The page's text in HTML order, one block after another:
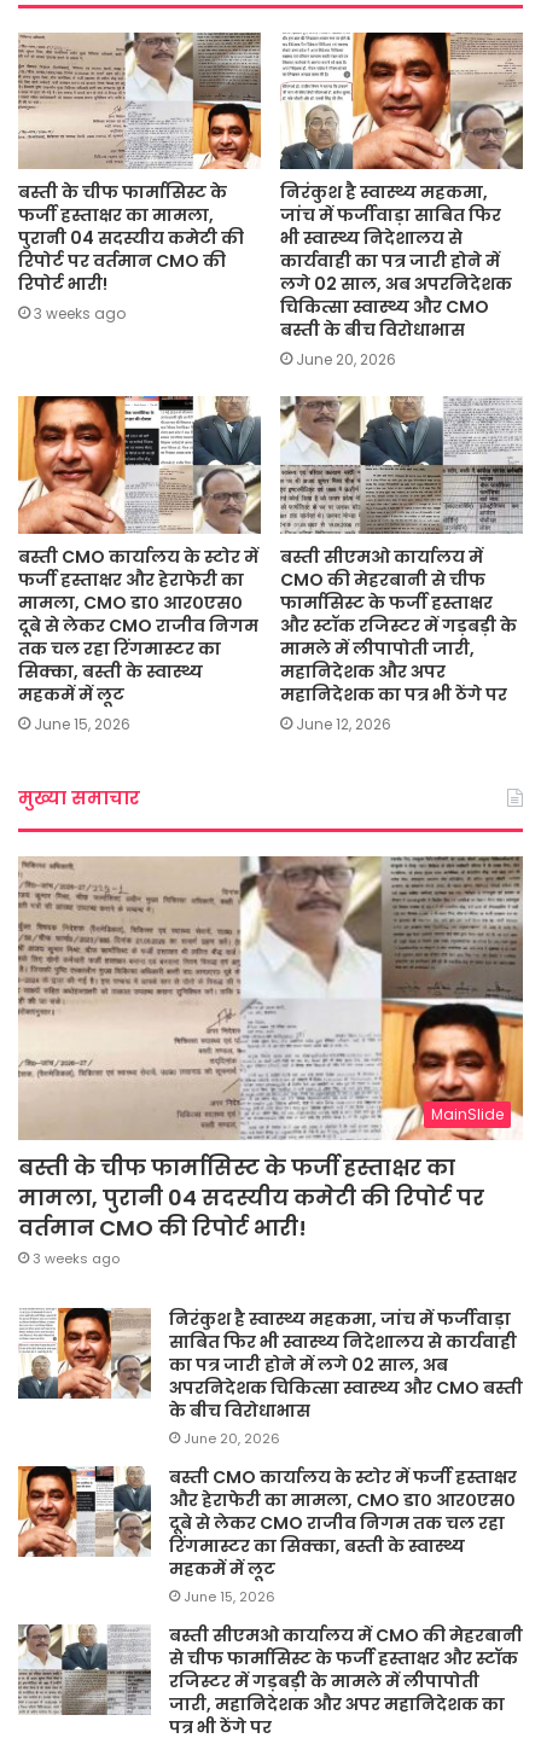
बस्ती के चीफ फार्मासिस्ट के
फर्जी हस्ताक्षर का मामला,
पुरानी 04 सदस्यीय कमेटी की
रिपोर्ट पर वर्तमान CMO की
रिपोर्ट भारी!
3 weeks ago
निरंकुश है स्वास्थ्य महकमा,
जांच में फर्जीवाड़ा साबित फिर
भी स्वास्थ्य निदेशालय से
कार्यवाही का पत्र जारी होने में
लगे 02 साल, अब अपरनिदेशक
चिकित्सा स्वास्थ्य और CMO
बस्ती के बीच विरोधाभास
June 20, 2026
बस्ती CMO कार्यालय के स्टोर में
फर्जी हस्ताक्षर और हेराफेरी का
मामला, CMO डा० आर०एस०
दूबे से लेकर CMO राजीव निगम
तक चल रहा रिंगमास्टर का
सिक्का, बस्ती के स्वास्थ्य
महकमें में लूट
June 15, 2026
बस्ती सीएमओ कार्यालय में
CMO की मेहरबानी से चीफ
फार्मासिस्ट के फर्जी हस्ताक्षर
और स्टॉक रजिस्टर में गड़बड़ी के
मामले में लीपापोती जारी,
महानिदेशक और अपर
महानिदेशक का पत्र भी ठेंगे पर
June 12, 2026
मुख्या समाचार
MainSlide
बस्ती के चीफ फार्मासिस्ट के फर्जी हस्ताक्षर का
मामला, पुरानी 04 सदस्यीय कमेटी की रिपोर्ट पर
वर्तमान CMO की रिपोर्ट भारी!
3 weeks ago
निरंकुश है स्वास्थ्य महकमा, जांच में फर्जीवाड़ा
साबित फिर भी स्वास्थ्य निदेशालय से कार्यवाही
का पत्र जारी होने में लगे 02 साल, अब
अपरनिदेशक चिकित्सा स्वास्थ्य और CMO बस्ती
के बीच विरोधाभास
June 20, 2026
बस्ती CMO कार्यालय के स्टोर में फर्जी हस्ताक्षर
और हेराफेरी का मामला, CMO डा० आर०एस०
दूबे से लेकर CMO राजीव निगम तक चल रहा
रिंगमास्टर का सिक्का, बस्ती के स्वास्थ्य
महकमें में लूट
June 15, 2026
बस्ती सीएमओ कार्यालय में CMO की मेहरबानी
से चीफ फार्मासिस्ट के फर्जी हस्ताक्षर और स्टॉक
रजिस्टर में गड़बड़ी के मामले में लीपापोती
जारी, महानिदेशक और अपर महानिदेशक का
पत्र भी ठेंगे पर